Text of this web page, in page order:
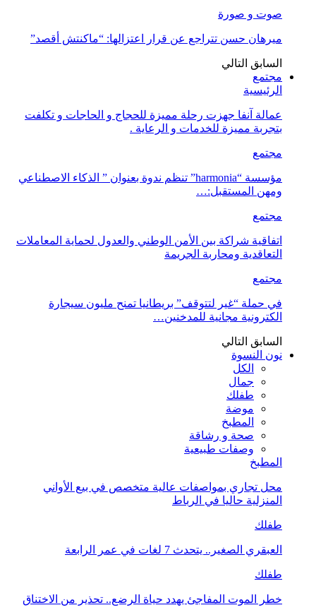
صوت و صورة
ميرهان حسن تتراجع عن قرار اعتزالها: “ماكنتش أقصد”
السابق التالي
مجتمع
الرئيسية
عمالة آنفا جهزت رحلة مميزة للحجاج و الحاجات و تكلفت
بتجربة مميزة للخدمات و الرعاية .
مجتمع
مؤسسة “harmonia” تنظم ندوة بعنوان ” الذكاء الاصطناعي
ومهن المستقبل:…
مجتمع
اتفاقية شراكة بين الأمن الوطني والعدول لحماية المعاملات
التعاقدية ومحاربة الجريمة
مجتمع
في حملة “غير لتتوقف” بريطانيا تمنح مليون سيجارة
الكترونية مجانية للمدخنين…
السابق التالي
نون النسوة
الكل
جمال
طفلك
موضة
المطبخ
صحة و رشاقة
وصفات طبيعية
المطبخ
محل تجاري بمواصفات عالية متخصص في بيع الأواني
المنزلية حاليا في الرباط
طفلك
العبقري الصغير.. يتحدث 7 لغات في عمر الرابعة
طفلك
خطر الموت المفاجئ يهدد حياة الرضع.. تحذير من الاختناق